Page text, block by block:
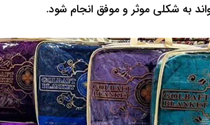
به شکلی موثر و موفق انجام شود.